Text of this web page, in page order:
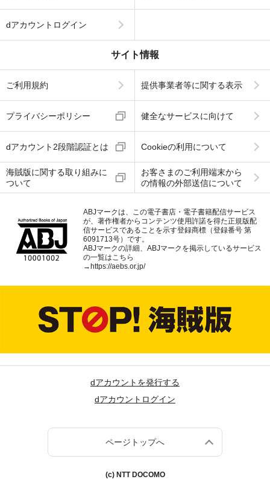
dアカウントログイン
サイト情報
ご利用規約 提供事業者等に関する表示
プライバシーポリシー 健全なサービスに向けて
dアカウント2段階認証とは Cookieの利用について
海賊版に関する取り組みに
ついて
お客さまのご利用端末から
の情報の外部送信について
ABJマークは、この電子書店・電子書籍配信サービス
が、著作権者からコンテンツ使用許諾を得た正規版配
信サービスであることを示す登録商標（登録番号 第
6091713号）です。
ABJマークの詳細、ABJマークを掲示しているサービス
の一覧はこちら
→ https://aebs.or.jp/
dアカウントを発行する
dアカウントログイン
ページトップへ
(c) NTT DOCOMO